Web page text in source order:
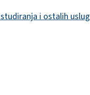
i ostalih